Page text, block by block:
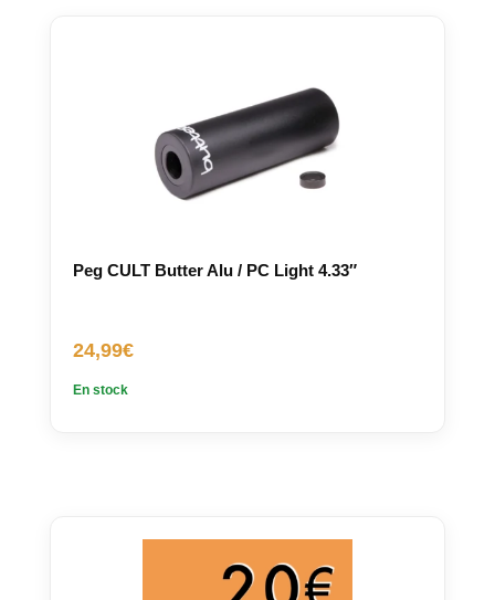
Peg CULT Butter Alu / PC Light 4.33″
24,99€
En stock